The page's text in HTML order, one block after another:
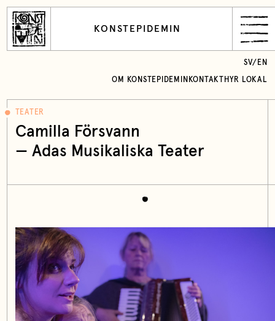
KONSTEPIDEMIN
OM KONSTEPIDEMIN KONTAKT HYR LOKAL
SV/ EN
TEATER
Camilla Försvann
— Adas Musikaliska Teater